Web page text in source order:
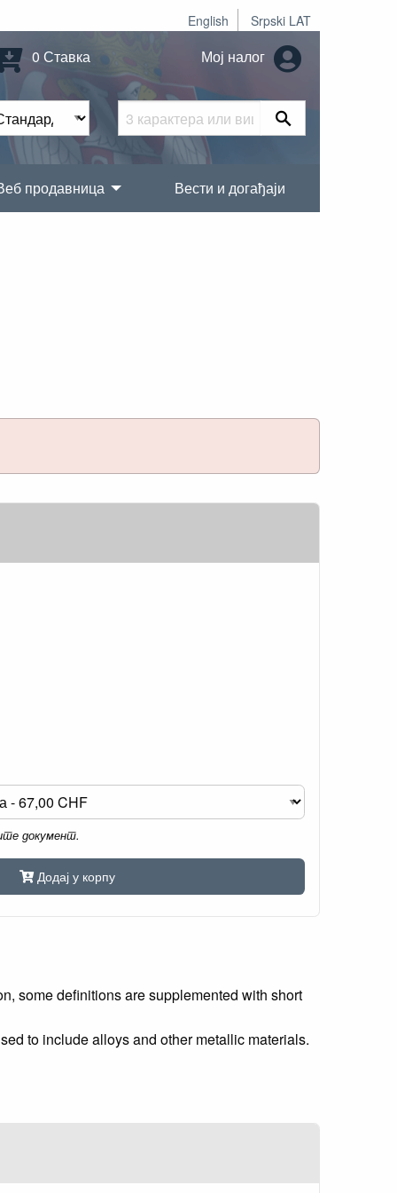
English Srpski LAT
0 Ставка Мој налог
продавница Вести и догађаји
документ.
Додај у корпу
some definitions are supplemented with short
to include alloys and other metallic materials.